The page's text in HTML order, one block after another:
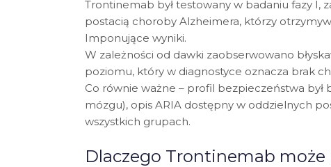
Trontinemab był testowany w badaniu fazy I,
postacią choroby Alzheimera, którzy
Imponujące wyniki.
W zależności od dawki zaobserwowano
poziomu, który w diagnostyce oznacza brak
Co równie ważne – profil bezpieczeństwa
mózgu), opis ARIA dostępny w oddzielnych
wszystkich grupach.
Dlaczego Trontinemab